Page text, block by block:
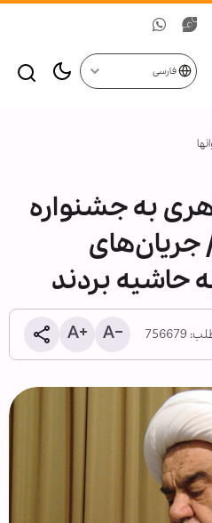
فارسی
به جشنواره
جریان‌های
حاشیه بردند